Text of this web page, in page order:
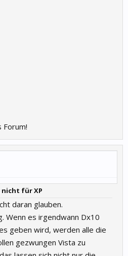
Forum!
für XP
daran glauben.
Wenn es irgendwann Dx10
geben wird, werden alle die
gezwungen Vista zu